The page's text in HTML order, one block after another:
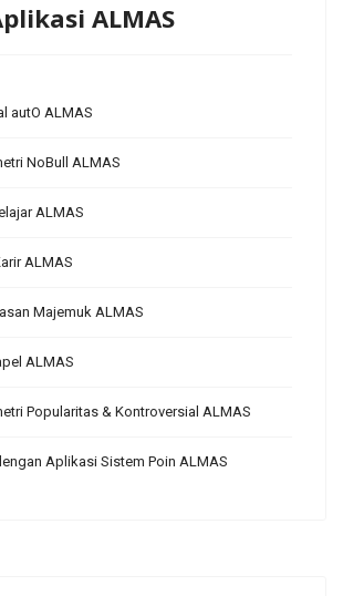
ALMAS
autO ALMAS
NoBull ALMAS
ALMAS
ALMAS
Majemuk ALMAS
ALMAS
Popularitas & Kontroversial ALMAS
Aplikasi Sistem Poin ALMAS